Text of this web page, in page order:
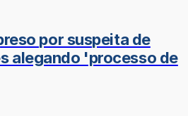
por suspeita de
alegando 'processo de